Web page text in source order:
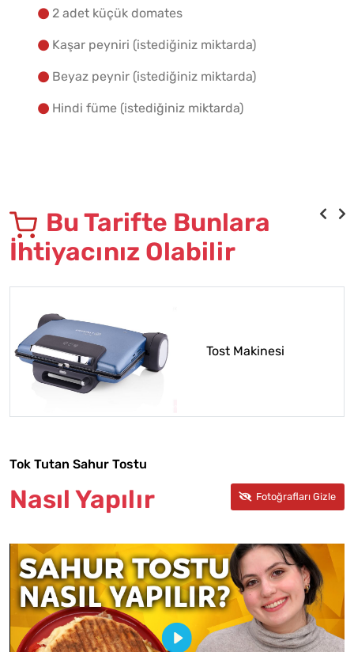
2 adet küçük domates
Kaşar peyniri (istediğiniz miktarda)
Beyaz peynir (istediğiniz miktarda)
Hindi füme (istediğiniz miktarda)
Bu Tarifte Bunlara
İhtiyacınız Olabilir
Tost Makinesi
Tok Tutan Sahur Tostu
Nasıl Yapılır